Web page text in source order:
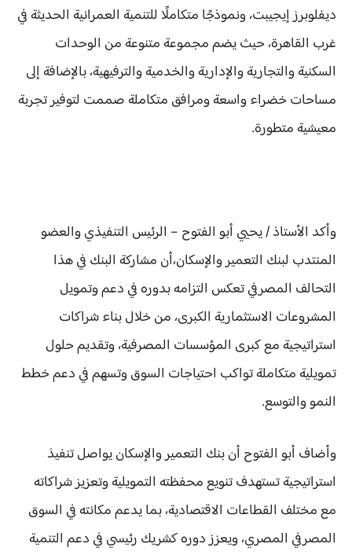
ديفلوبرز إيجيبت، ونموذجًا متكاملًا للتنمية العمرانية الحديثة في
غرب القاهرة، حيث يضم مجموعة متنوعة من الوحدات
السكنية والتجارية والإدارية والخدمية والترفيهية، بالإضافة إلى
مساحات خضراء واسعة ومرافق متكاملة صممت لتوفير تجربة
معيشية متطورة.
وأكد الأستاذ / يحيي أبو الفتوح – الرئيس التنفيذي والعضو
المنتدب لبنك التعمير والإسكان،أن مشاركة البنك في هذا
التحالف المصرفي تعكس التزامه بدوره في دعم وتمويل
المشروعات الاستثمارية الكبرى، من خلال بناء شراكات
استراتيجية مع كبرى المؤسسات المصرفية، وتقديم حلول
تمويلية متكاملة تواكب احتياجات السوق وتسهم في دعم خطط
النمو والتوسع.
وأضاف أبو الفتوح أن بنك التعمير والإسكان يواصل تنفيذ
استراتيجية تستهدف تنويع محفظته التمويلية وتعزيز شراكاته
مع مختلف القطاعات الاقتصادية، بما يدعم مكانته في السوق
المصرفي المصري، ويعزز دوره كشريك رئيسي في دعم التنمية